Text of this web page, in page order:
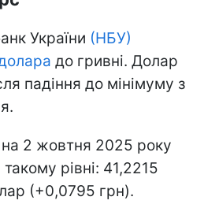
України (НБУ)
до гривні. Долар
падіння до мінімуму з
на 2 жовтня 2025 року
рівні: 41,2215
(+0,0795 грн).